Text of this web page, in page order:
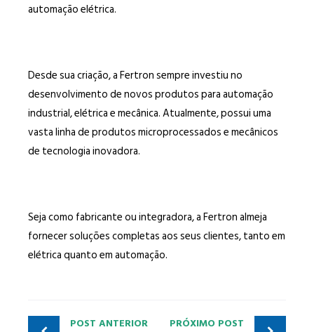
automação elétrica.
Desde sua criação, a Fertron sempre investiu no
desenvolvimento de novos produtos para automação
industrial, elétrica e mecânica. Atualmente, possui uma
vasta linha de produtos microprocessados e mecânicos
de tecnologia inovadora.
Seja como fabricante ou integradora, a Fertron almeja
fornecer soluções completas aos seus clientes, tanto em
elétrica quanto em automação.
POST ANTERIOR PRÓXIMO POST